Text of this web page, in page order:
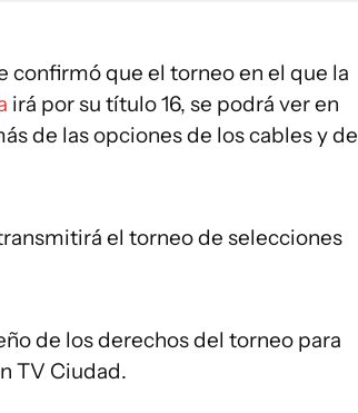
confirmó que el torneo en el que la
irá por su título 16, se podrá ver en
de las opciones de los cables y de
el torneo de selecciones
de los derechos del torneo para
TV Ciudad.